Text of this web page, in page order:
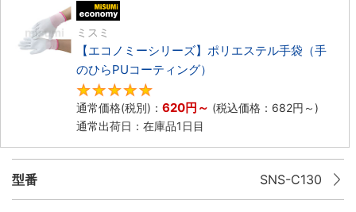
ミスミ
【エコノミーシリーズ】ポリエステル手袋（手
のひらPUコーティング）
通常価格(税別)： 620円 ～ (税込価格： 682円 ～)
通常出荷日：在庫品1日目
型番 SNS-C130